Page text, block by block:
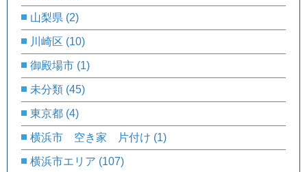
山梨県 (2)
川崎区 (10)
御殿場市 (1)
未分類 (45)
東京都 (4)
横浜市 空き家 片付け (1)
横浜市エリア (107)